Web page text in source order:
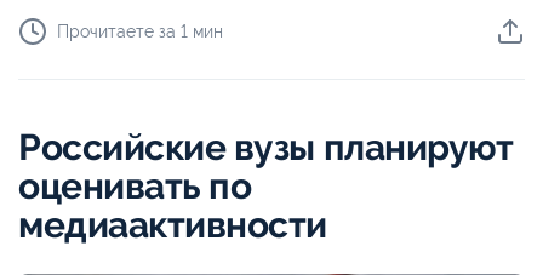
Прочитаете за 1 мин
Российские вузы планируют
оценивать по
медиаактивности